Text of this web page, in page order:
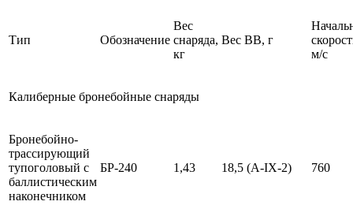
Тип Обозначение
Вес
снаряда,
кг
Вес ВВ, г
м/с
Калиберные бронебойные снаряды
Бронебойно-
трассирующий
тупоголовый с
баллистическим
наконечником
БР-240 1,43 18,5 (A-IX-2) 760